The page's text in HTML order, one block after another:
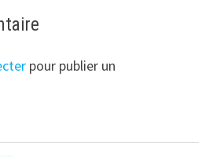
pour publier un